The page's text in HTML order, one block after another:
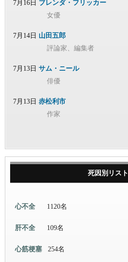
7月16日 ブレンダ・フリッカー
女優
7月14日 山田五郎
評論家、編集者
7月13日 サム・ニール
俳優
7月13日 赤松利市
作家
死因別リスト
心不全 1120名
肝不全 109名
心筋梗塞 254名